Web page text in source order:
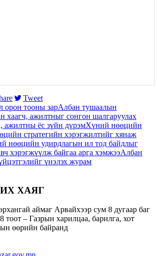
Tweet
орон тооны зарАлбан тушаалын
хаагч, ажилтныг сонгон шалгаруулах
ажилтны ёс зүйн дүрэмХүний нөөцийн
стратегийн хэрэгжилтийг хянаж
нөөцийн удирдлагын ил тод байдлыг
хэрэгжүүлж байгаа арга хэмжээАлбан
үнэлэх журам
ХАЯГ
аймаг Арвайхээр сум 8 дугаар баг
тоот – Газрын харилцаа, барилга, хот
өөрийн байранд